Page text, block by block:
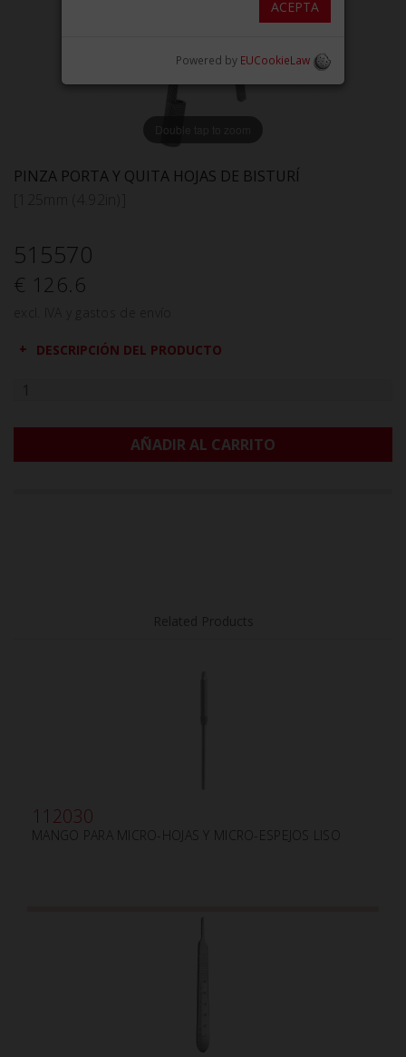
Double tap to zoom
PINZA PORTA Y QUITA HOJAS DE BISTURÍ
515570
€ 126.6
DESCRIPCIÓN DEL PRODUCTO
AÑADIR AL CARRITO
112030
MANGO PARA MICRO-HOJAS Y MICRO-ESPEJOS LISO
ACEPTA
Powered by EUCookieLaw